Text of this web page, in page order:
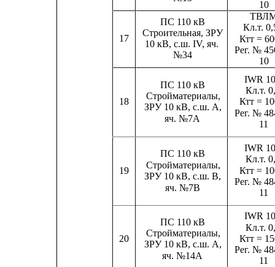
17
ПС 110 кВ
Строительная, ЗРУ
10 кВ, с.ш. IV, яч.
№34
18
ПС 110 кВ
Стройматериалы,
ЗРУ 10 кВ, с.ш. А,
яч. №7А
IWR
Кл.т.
Ктт =
Рег. №
11
19
ПС 110 кВ
Стройматериалы,
ЗРУ 10 кВ, с.ш. B,
яч. №7B
IWR
Кл.т.
Ктт =
Рег. №
11
20
ПС 110 кВ
Стройматериалы,
ЗРУ 10 кВ, с.ш. А,
яч. №14А
IWR
Кл.т.
Ктт =
Рег. №
11
10
Кл.т.
Ктт =
Рег. №
10